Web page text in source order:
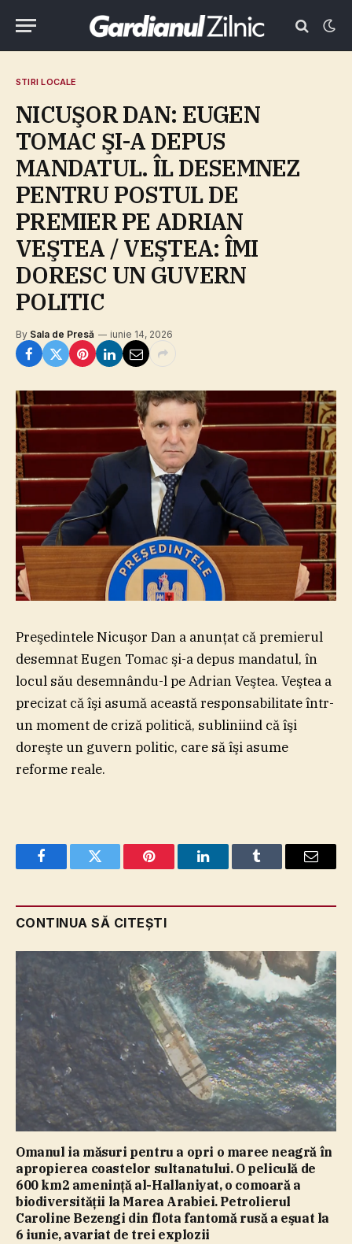
STIRI LOCALE
NICUŞOR DAN: EUGEN
TOMAC ŞI-A DEPUS
MANDATUL. ÎL DESEMNEZ
PENTRU POSTUL DE
PREMIER PE ADRIAN
VEŞTEA / VEŞTEA: ÎMI
DORESC UN GUVERN
POLITIC
By Sala de Presă iunie 14, 2026
Preşedintele Nicuşor Dan a anunţat că premierul
desemnat Eugen Tomac şi-a depus mandatul, în
locul său desemnându-l pe Adrian Veştea. Veştea a
precizat că îşi asumă această responsabilitate într-
un moment de criză politică, subliniind că îşi
doreşte un guvern politic, care să îşi asume
reforme reale.
FacebookTwitter Pinterest LinkedInTumblr Email
CONTINUA SĂ CITEȘTI
Omanul ia măsuri pentru a opri o maree neagră în
apropierea coastelor sultanatului. O peliculă de
600 km2 ameninţă al-Hallaniyat, o comoară a
biodiversităţii la Marea Arabiei. Petrolierul
Caroline Bezengi din flota fantomă rusă a eşuat la
6 iunie, avariat de trei explozii